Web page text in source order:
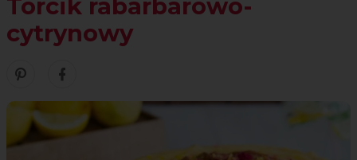
Torcik rabarbarowo-
cytrynowy
Zobacz nasze piny w serwisie Pinterest
Udostępnij ten przepis w serwisie Facebook